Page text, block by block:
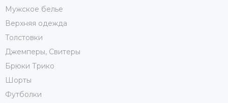
Мужское белье
Верхняя одежда
Толстовки
Джемперы, Свитеры
Брюки Трико
Шорты
Футболки